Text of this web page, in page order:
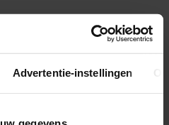
Advertentie-instellingen